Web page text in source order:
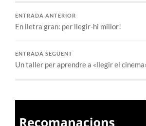
ENTRADA ANTERIOR
En lletra gran: per llegir-hi millor!
ENTRADA SEGÜENT
Un taller per aprendre a «llegir el